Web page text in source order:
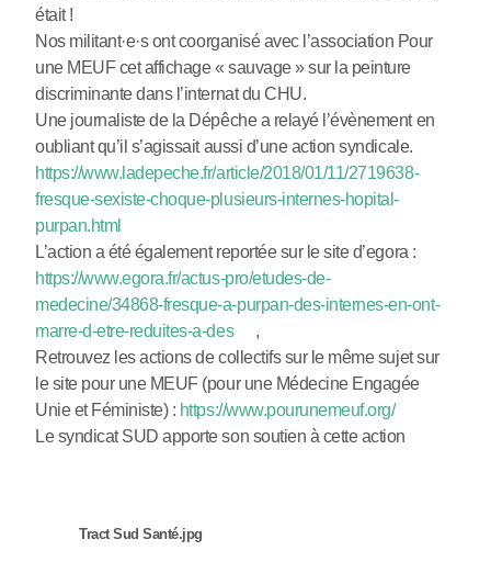
était !
Nos militant·e·s ont coorganisé avec l’association Pour
une MEUF cet affichage « sauvage » sur la peinture
discriminante dans l’internat du CHU.
Une journaliste de la Dépêche a relayé l’évènement en
oubliant qu’il s’agissait aussi d’une action syndicale.
https://www.ladepeche.fr/article/2018/01/11/2719638-
fresque-sexiste-choque-plusieurs-internes-hopital-
purpan.html
L’action a été également reportée sur le site d’egora :
https://www.egora.fr/actus-pro/etudes-de-
medecine/34868-fresque-a-purpan-des-internes-en-ont-
marre-d-etre-reduites-a-des
,
Retrouvez les actions de collectifs sur le même sujet sur
le site pour une MEUF (pour une Médecine Engagée
Unie et Féministe) : https://www.pourunemeuf.org/
Le syndicat SUD apporte son soutien à cette action
Tract Sud Santé.jpg